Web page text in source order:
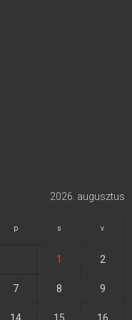
2026. augusztus
p s v
1 2
7 8 9